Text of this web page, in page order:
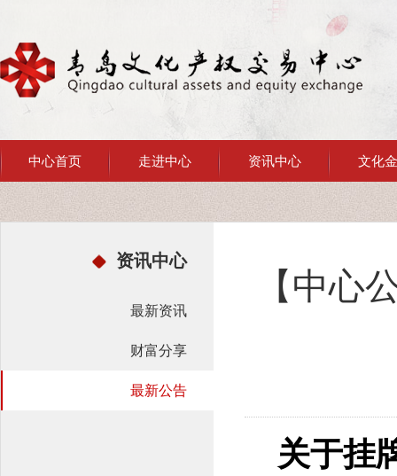
中心首页 走进中心 资讯中心 文化
资讯中心
最新资讯
财富分享
最新公告
【中心
关于挂